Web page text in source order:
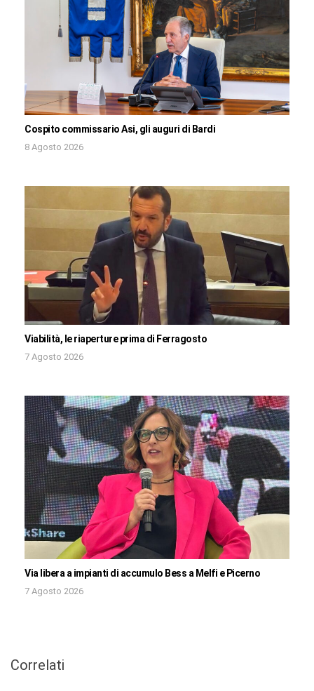
Cospito commissario Asi, gli auguri di Bardi
8 Agosto 2026
Viabilità, le riaperture prima di Ferragosto
7 Agosto 2026
Via libera a impianti di accumulo Bess a Melfi e Picerno
7 Agosto 2026
Correlati